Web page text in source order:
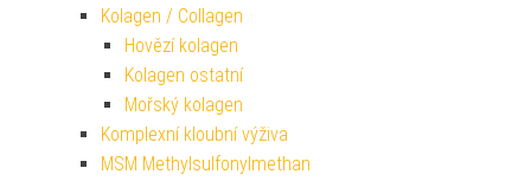
Kolagen / Collagen
Hovězí kolagen
Kolagen ostatní
Mořský kolagen
Komplexní kloubní výživa
MSM Methylsulfonylmethan